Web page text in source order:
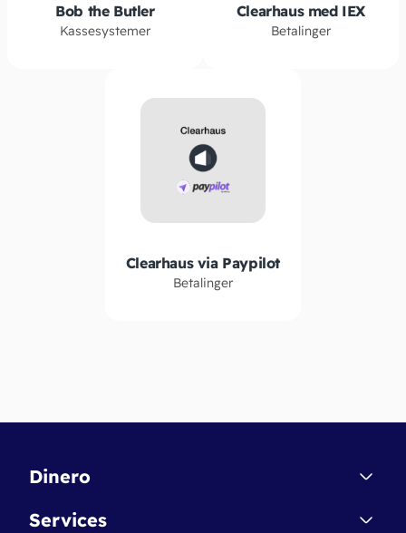
Bob the Butler
Kassesystemer
Clearhaus med IEX
Betalinger
Clearhaus via Paypilot
Betalinger
Dinero
Kontakt
Services